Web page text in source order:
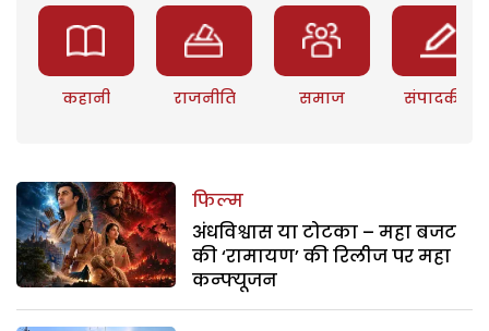
कहानी राजनीति समाज संपादकीय
फिल्म
अंधविश्वास या टोटका – महा बजट
की ‘रामायण’ की रिलीज पर महा
कन्फ्यूजन